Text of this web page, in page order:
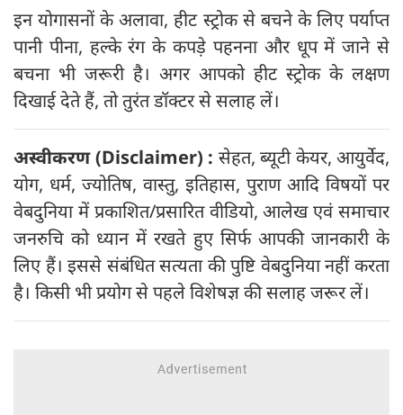
इन योगासनों के अलावा, हीट स्ट्रोक से बचने के लिए पर्याप्त
पानी पीना, हल्के रंग के कपड़े पहनना और धूप में जाने से
बचना भी जरूरी है। अगर आपको हीट स्ट्रोक के लक्षण
दिखाई देते हैं, तो तुरंत डॉक्टर से सलाह लें।
अस्वीकरण (Disclaimer) : सेहत, ब्यूटी केयर, आयुर्वेद,
योग, धर्म, ज्योतिष, वास्तु, इतिहास, पुराण आदि विषयों पर
वेबदुनिया में प्रकाशित/प्रसारित वीडियो, आलेख एवं समाचार
जनरुचि को ध्यान में रखते हुए सिर्फ आपकी जानकारी के
लिए हैं। इससे संबंधित सत्यता की पुष्टि वेबदुनिया नहीं करता
है। किसी भी प्रयोग से पहले विशेषज्ञ की सलाह जरूर लें।